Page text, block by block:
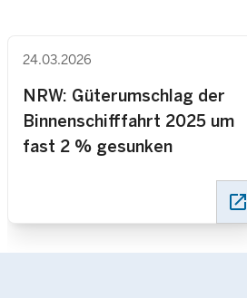
24.03.2026
NRW: Güterumschlag der
Binnenschifffahrt 2025 um
fast 2 % gesunken
open_in_new